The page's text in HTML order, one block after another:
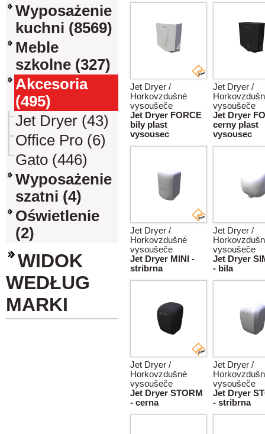
Wyposażenie
kuchni (8569)
Meble
szkolne (327)
Akcesoria
(495)
Jet Dryer (43)
Office Pro (6)
Gato (446)
Wyposażenie
szatni (4)
Oświetlenie
(2)
WIDOK
WEDŁUG
MARKI
Jet Dryer /
Horkovzdušné
vysoušeče
Jet Dryer FORCE
bily plast
vysousec
Jet Dryer /
vysoušeče
Jet Dryer
cerny plast
vysousec
Jet Dryer /
Horkovzdušné
vysoušeče
Jet Dryer MINI -
stribrna
Jet Dryer /
vysoušeče
Jet Dryer
- bila
Jet Dryer /
Horkovzdušné
vysoušeče
Jet Dryer STORM
- cerna
Jet Dryer /
vysoušeče
Jet Dryer
- stribrna